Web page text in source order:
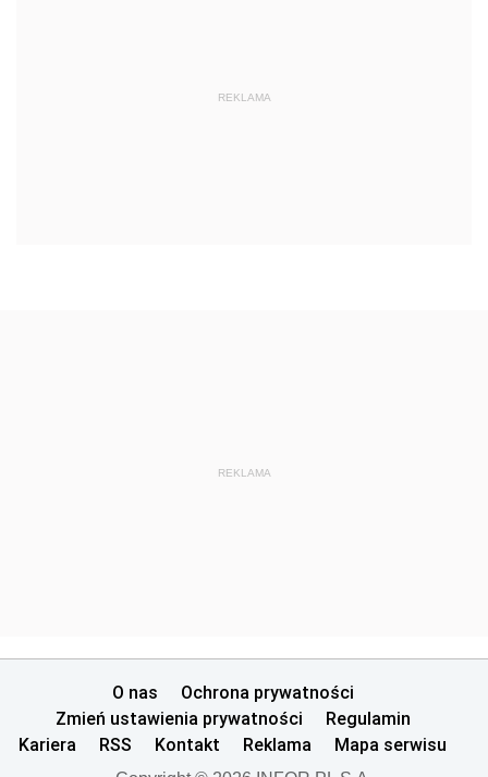
REKLAMA
REKLAMA
O nas
Ochrona prywatności
Zmień ustawienia prywatności
Regulamin
Kariera
RSS Kontakt Reklama Mapa serwisu